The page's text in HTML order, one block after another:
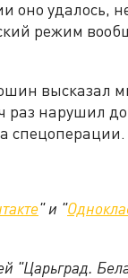
оно удалось,
режим
высказал
раз нарушил
спецоперации.
" и "
"Царьград.